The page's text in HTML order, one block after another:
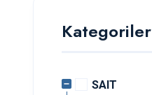
Kategoriler
SAIT